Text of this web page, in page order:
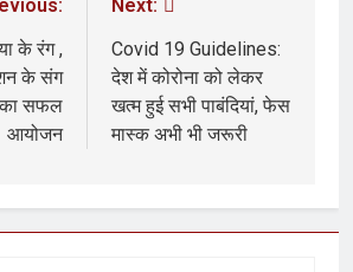
के रंग ,
के संग
का सफल
आयोजन
Next:
Covid 19 Guidelines:
देश में कोरोना को लेकर
खत्म हुई सभी पाबंदियां, फेस
मास्क अभी भी जरूरी